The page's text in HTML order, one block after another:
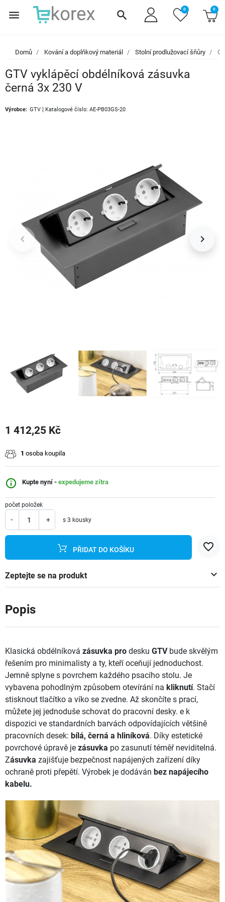
menu search 0 0
Domů Kování a doplňkový materiál Stolní prodlužovací šňůry
GTV vyklápěcí obdélníková zásuvka
černá 3x 230 V
Výrobce: GTV | Katalogové číslo: AE-PB03GS-20
Předchozí
keyboard_arrow_left Další
keyboard_arrow_right
1 412,25 Kč
1 osoba koupila
info_outline Kupte nyní - expedujeme zítra
počet položek
- + s 3 kousky
PŘIDAT DO KOŠÍKU favorite_border
keyboard_arrow_down
Zeptejte se na produkt
Popis
Klasická obdélníková zásuvka pro desku GTVbude skvělým
řešením pro minimalisty a ty, kteří oceňují jednoduchost.
Jemně splyne s povrchem každého psacího stolu. Je
vybavena pohodlným způsobem otevírání na kliknutí. Stačí
stisknout tlačítko a víko se zvedne. Až skončíte s prací,
můžete jej jednoduše schovat do pracovní desky. e k
dispozici ve standardních barvách odpovídajících většině
pracovních desek: bílá, černá a hliníková. Díky estetické
povrchové úpravě je zásuvka po zasunutí téměř neviditelná.
Zásuvka zajišťuje bezpečnost napájených zařízení díky
ochraně proti přepětí. Výrobek je dodáván bez napájecího
kabelu.